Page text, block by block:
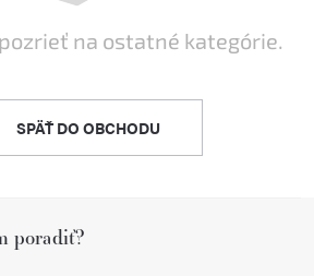
na ostatné kategórie.
SPÄŤ DO OBCHODU
poradiť?